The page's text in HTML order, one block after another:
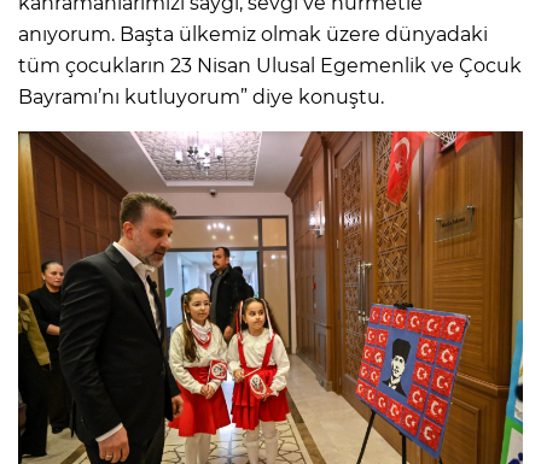
anıyorum. Başta ülkemiz olmak üzere dünyadaki
tüm çocukların 23 Nisan Ulusal Egemenlik ve Çocuk
Bayramı’nı kutluyorum” diye konuştu.